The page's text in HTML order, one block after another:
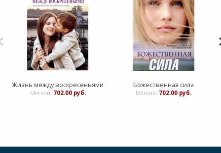
Жизнь между воскресеньями
Мягкий: 702.00 руб.
Божественная сила
Мягкий: 702.00 руб.